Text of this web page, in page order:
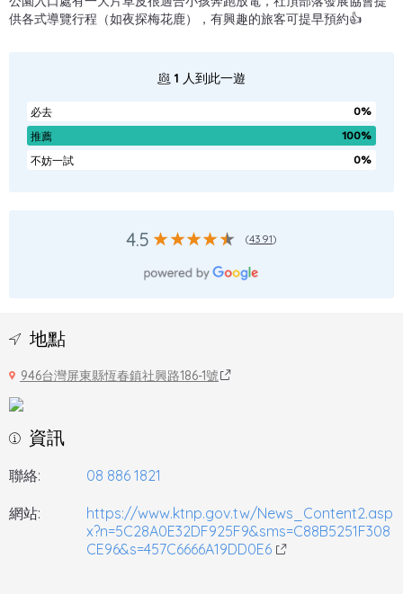
供各式導覽行程（如夜探梅花鹿），有興趣的旅客可提早預約👍
1 人到此一遊
必去
0%
推薦
100%
不妨一試
0%
4.5 (4391)
地點
946台灣屏東縣恆春鎮社興路186-1號
資訊
聯絡: 08 886 1821
網站:
https://www.ktnp.gov.tw/News_Content2.asp
x?n=5C28A0E32DF925F9&sms=C88B5251F308
CE96&s=457C6666A19DD0E6